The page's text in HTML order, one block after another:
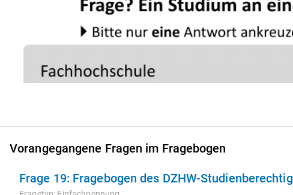
Vorangegangene Fragen im Fragebogen
Frage 19: Fragebogen des DZHW-